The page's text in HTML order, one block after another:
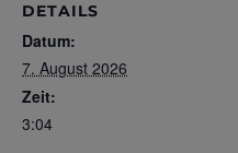
DETAILS
Datum:
7. August 2026
Zeit:
3:04